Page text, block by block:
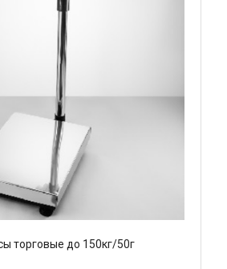
торговые до 150кг/50г